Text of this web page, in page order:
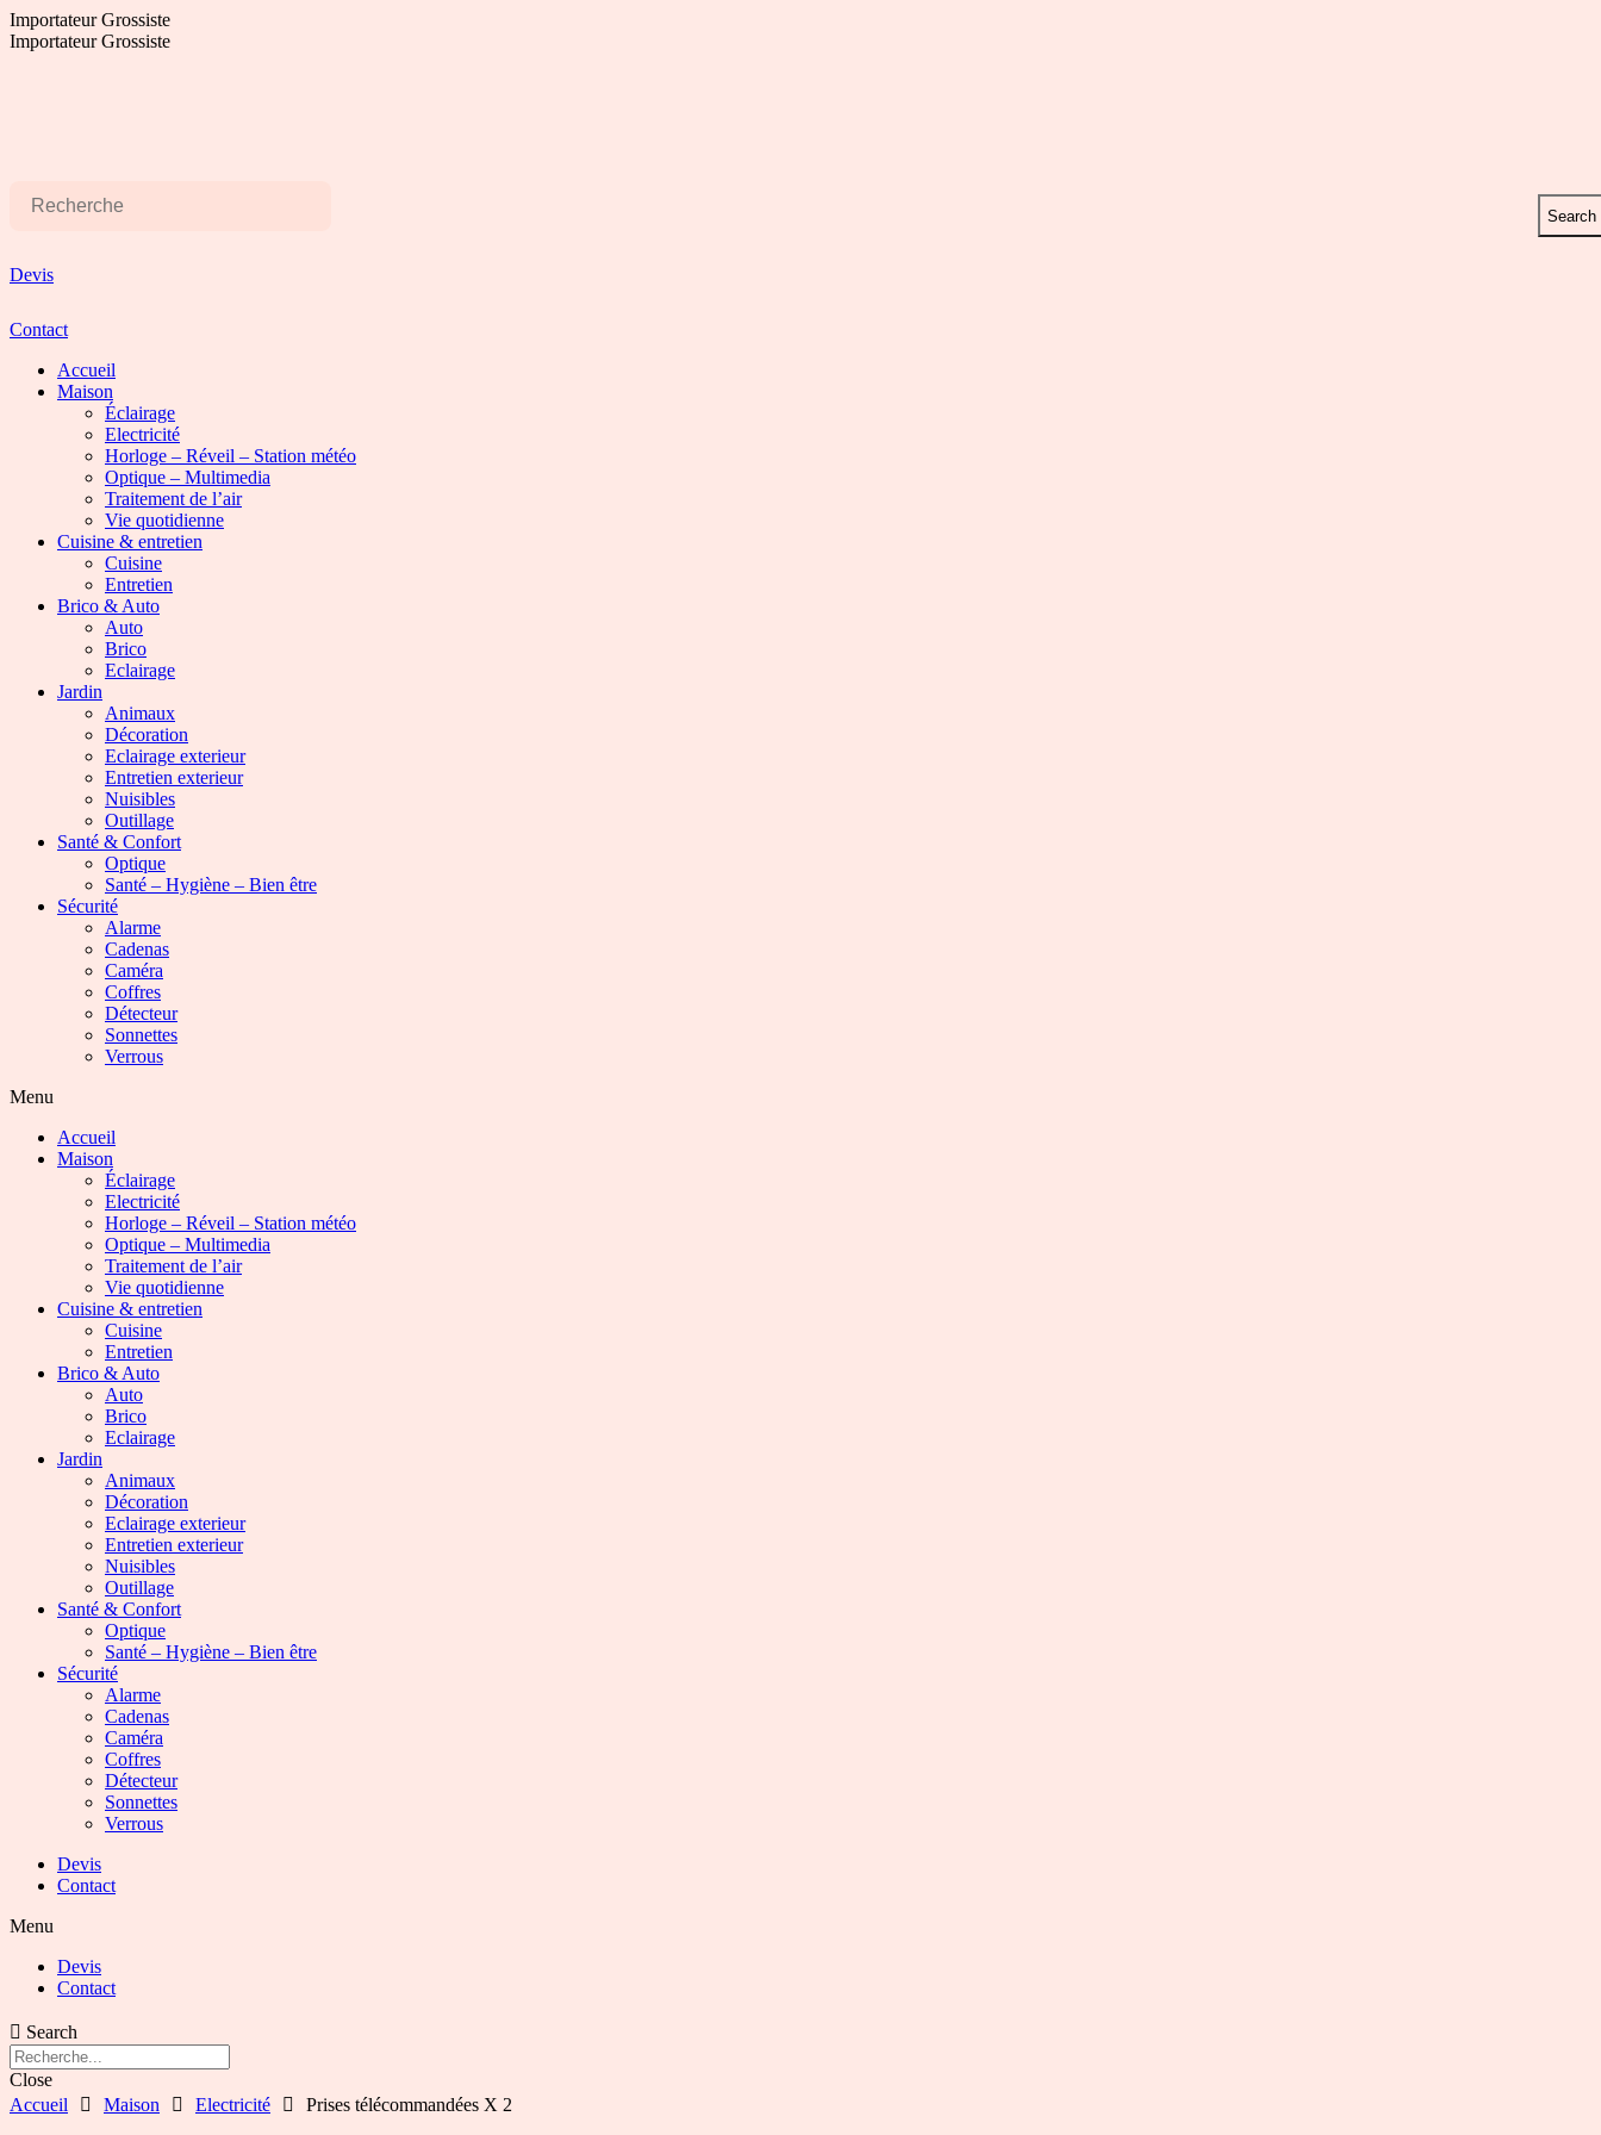
Aller
au
Importateur Grossiste
Importateur Grossiste
Search
Devis
Contact
Accueil
Maison
Éclairage
Electricité
Horloge – Réveil – Station météo
Optique – Multimedia
Traitement de l’air
Vie quotidienne
Cuisine & entretien
Cuisine
Entretien
Brico & Auto
Auto
Brico
Eclairage
Jardin
Animaux
Décoration
Eclairage exterieur
Entretien exterieur
Nuisibles
Outillage
Santé & Confort
Optique
Santé – Hygiène – Bien être
Sécurité
Alarme
Cadenas
Caméra
Coffres
Détecteur
Sonnettes
Verrous
Menu
Accueil
Maison
Éclairage
Electricité
Horloge – Réveil – Station météo
Optique – Multimedia
Traitement de l’air
Vie quotidienne
Cuisine & entretien
Cuisine
Entretien
Brico & Auto
Auto
Brico
Eclairage
Jardin
Animaux
Décoration
Eclairage exterieur
Entretien exterieur
Nuisibles
Outillage
Santé & Confort
Optique
Santé – Hygiène – Bien être
Sécurité
Alarme
Cadenas
Caméra
Coffres
Détecteur
Sonnettes
Verrous
Devis
Contact
Menu
Devis
Contact
Search
Close
Accueil
Maison Electricité Prises télécommandées X 2